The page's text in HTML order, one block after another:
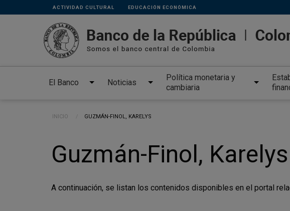
Pasar al contenido principal
Links
secundarios
ACTIVIDAD CULTURAL EDUCACIÓN ECONÓMICA
El Banco Noticias
Política monetaria y
cambiaria
Ruta de navegación
INICIO CURRENT:
GUZMÁN-FINOL, KARELYS
Guzmán-Finol, Karelys
A continuación, se listan los contenidos disponibles en el portal